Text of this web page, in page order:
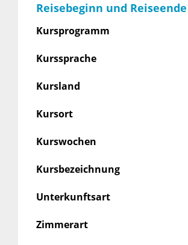
Reisebeginn und Reiseende
Kursprogramm
Kurssprache
Kursland
Kursort
Kurswochen
Kursbezeichnung
Unterkunftsart
Zimmerart